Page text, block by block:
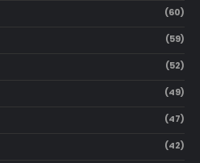
(60)
(59)
(52)
(49)
(47)
(42)